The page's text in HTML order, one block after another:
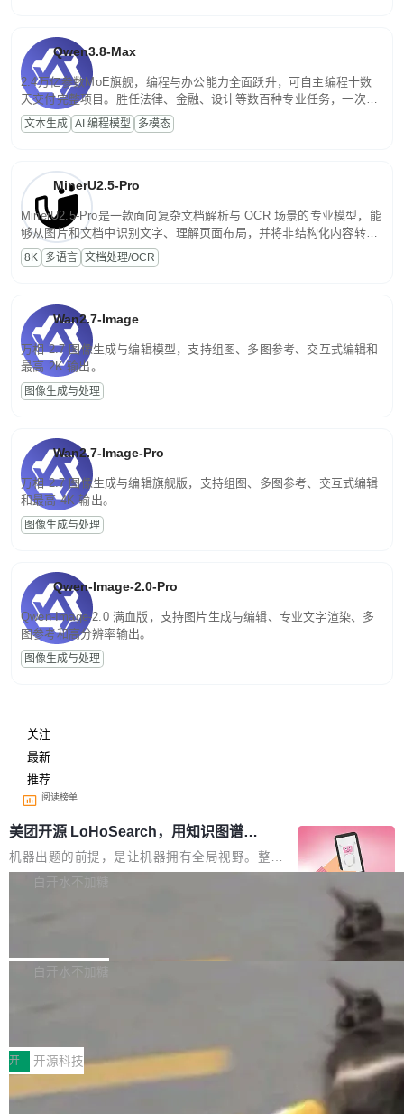
Qwen3.8-Max
2.4万亿参数MoE旗舰，编程与办公能力全面跃升，可自主编程十数
天交付完整项目。胜任法律、金融、设计等数百种专业任务，一次对
话端到端交付生产级成果。原生视觉理解贯穿规划、执行与验证全流
程，支持超长文档与长视频的深度语义解析。长程任务中自主规划与
文本生成 AI 编程模型 多模态
MinerU2.5-Pro
MinerU2.5-Pro是一款面向复杂文档解析与 OCR 场景的专业模型，能
够从图片和文档中识别文字、理解页面布局，并将非结构化内容转换
为便于存储、检索和二次处理的结构化结果。
8K 多语言 文档处理/OCR
Wan2.7-Image
万相 2.7 图像生成与编辑模型，支持组图、多图参考、交互式编辑和
最高 2K 输出。
图像生成与处理
Wan2.7-Image-Pro
万相 2.7 图像生成与编辑旗舰版，支持组图、多图参考、交互式编辑
和最高 4K 输出。
图像生成与处理
Qwen-Image-2.0-Pro
Qwen-Image-2.0 满血版，支持图片生成与编辑、专业文字渲染、多
图参考和高分辨率输出。
图像生成与处理
关注
最新
推荐
阅读榜单
美团开源 LoHoSearch，用知识图谱校
准 AI 能力认知
机器出题的前提，是让机器拥有全局视野。整个
构建流程可以分为四个环节：建图 → 控制难度
白开水不加糖
库，并将作为transport接入Mooncake TENT。
MPComm将作为一种传输引擎接入Mooncake T
ENT，实现零拷贝传输性能提升30%、非零拷贝
传输性能最高提升5倍。UCL-MPComm底层基
白开水不加糖
型案例入选名单》，深信服“面向企业研发场景的
开源 AI 编程平台 CoStrict 应用”凭借卓越的技术
创新与落地成效成功入选。 全链路私有化部署，
开 开源科技
深信服AI算力网关入选工信部人工智能